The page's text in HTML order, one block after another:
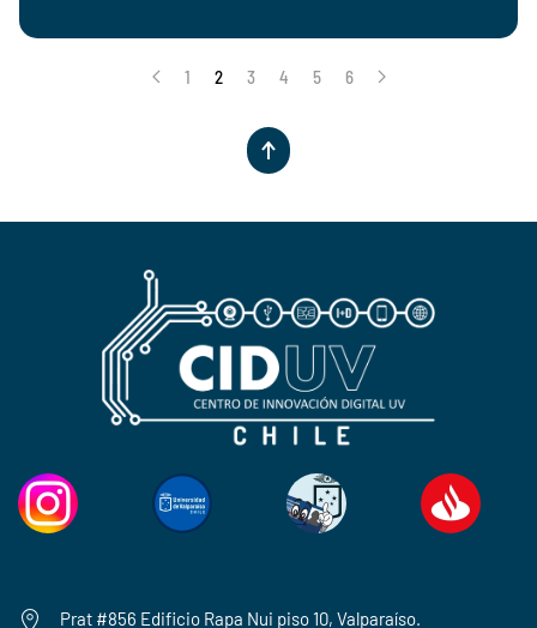
1 2 3 4 5 6
Prat #856 Edificio Rapa Nui piso 10, Valparaíso.